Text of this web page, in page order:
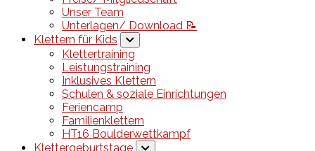
Unser Team
Unterlagen/ Download 📝
Klettern für Kids
Klettertraining
Leistungstraining
Inklusives Klettern
Schulen & soziale Einrichtungen
Feriencamp
Familienklettern
HT16 Boulderwettkampf
Klettergeburtstage